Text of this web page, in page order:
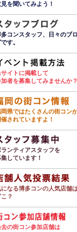
を聞いてみよう！
コンスタッフ、日々のブロ
す。
イトに掲載して
者を募集してみませんか？
県ではたくさんの街コン
されていますよ！
ンティアスタッフを
しています！
なる博多コンの人気店舗
？
の街コン参加店舗は